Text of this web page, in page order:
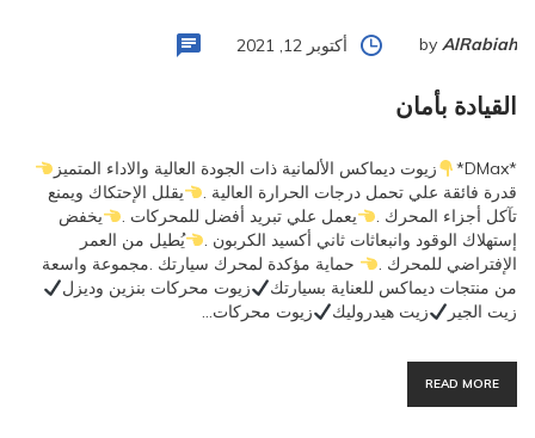
by AlRabiah أكتوبر 12, 2021
القيادة بأمان
*DMax*
زيوت ديماكس الألمانية ذات الجودة العالية والاداء المتميز
قدرة فائقة علي تحمل درجات الحرارة العالية .
يقلل الإحتكاك ويمنع
تآكل أجزاء المحرك .
يعمل علي تبريد أفضل للمحركات .
يخفض
إستهلاك الوقود وانبعاثات ثاني أكسيد الكربون .
يُطيل من العمر
الإفتراضي للمحرك .
حماية مؤكدة لمحرك سيارتك .مجموعة واسعة
من منتجات ديماكس للعناية بسيارتك
زيوت محركات بنزين وديزل
زيت الجير
زيت هيدروليك زيوت محركات…
READ MORE